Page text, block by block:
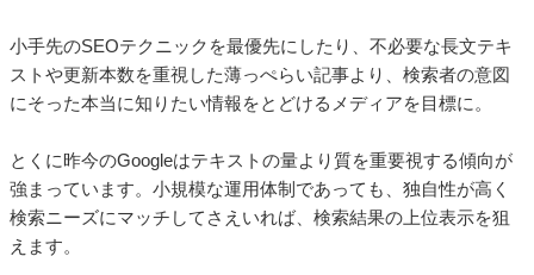
小手先のSEOテクニックを最優先にしたり、不必要な長文テキ
ストや更新本数を重視した薄っぺらい記事より、検索者の意図
にそった本当に知りたい情報をとどけるメディアを目標に。
とくに昨今のGoogleはテキストの量より質を重要視する傾向が
強まっています。小規模な運用体制であっても、独自性が高く
検索ニーズにマッチしてさえいれば、検索結果の上位表示を狙
えます。